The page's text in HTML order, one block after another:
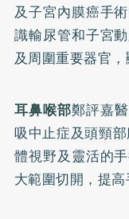
及子宮內膜癌手
識輸尿管和子宮
及周圍重要器官，
耳鼻喉部鄭評嘉
吸中止症及頭頸
體視野及靈活的
大範圍切開，提高